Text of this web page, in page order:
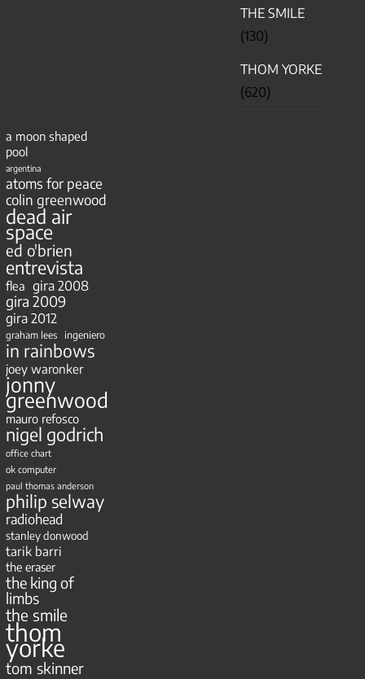
THE SMILE
(130)
THOM YORKE
(620)
a moon shaped
pool
argentina
atoms for peace
colin greenwood
dead air
space
ed o'brien
entrevista
flea gira 2008
gira 2009
gira 2012
graham lees ingeniero
in rainbows
joey waronker
jonny
greenwood
mauro refosco
nigel godrich
office chart
ok computer
paul thomas anderson
philip selway
radiohead
stanley donwood
tarik barri
the eraser
the king of
limbs
the smile
thom
yorke
tom skinner